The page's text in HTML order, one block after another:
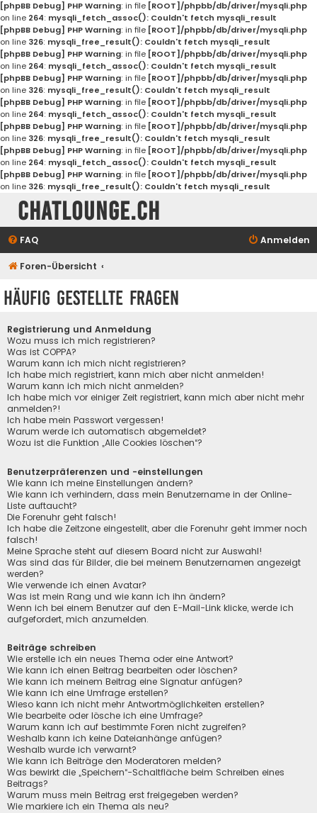
[phpBB Debug] PHP Warning: in file [ROOT]/phpbb/db/driver/mysqli.php
on line 264: mysqli_fetch_assoc(): Couldn't fetch mysqli_result
[phpBB Debug] PHP Warning: in file [ROOT]/phpbb/db/driver/mysqli.php
on line 326: mysqli_free_result(): Couldn't fetch mysqli_result
[phpBB Debug] PHP Warning: in file [ROOT]/phpbb/db/driver/mysqli.php
on line 264: mysqli_fetch_assoc(): Couldn't fetch mysqli_result
[phpBB Debug] PHP Warning: in file [ROOT]/phpbb/db/driver/mysqli.php
on line 326: mysqli_free_result(): Couldn't fetch mysqli_result
[phpBB Debug] PHP Warning: in file [ROOT]/phpbb/db/driver/mysqli.php
on line 264: mysqli_fetch_assoc(): Couldn't fetch mysqli_result
[phpBB Debug] PHP Warning: in file [ROOT]/phpbb/db/driver/mysqli.php
on line 326: mysqli_free_result(): Couldn't fetch mysqli_result
[phpBB Debug] PHP Warning: in file [ROOT]/phpbb/db/driver/mysqli.php
on line 264: mysqli_fetch_assoc(): Couldn't fetch mysqli_result
[phpBB Debug] PHP Warning: in file [ROOT]/phpbb/db/driver/mysqli.php
on line 326: mysqli_free_result(): Couldn't fetch mysqli_result
Chatlounge.ch
FAQ Anmelden
Foren-Übersicht
Häufig gestellte Fragen
Registrierung und Anmeldung
Wozu muss ich mich registrieren?
Was ist COPPA?
Warum kann ich mich nicht registrieren?
Ich habe mich registriert, kann mich aber nicht anmelden!
Warum kann ich mich nicht anmelden?
Ich habe mich vor einiger Zeit registriert, kann mich aber nicht mehr
anmelden?!
Ich habe mein Passwort vergessen!
Warum werde ich automatisch abgemeldet?
Wozu ist die Funktion „Alle Cookies löschen“?
Benutzerpräferenzen und -einstellungen
Wie kann ich meine Einstellungen ändern?
Wie kann ich verhindern, dass mein Benutzername in der Online-
Liste auftaucht?
Die Forenuhr geht falsch!
Ich habe die Zeitzone eingestellt, aber die Forenuhr geht immer noch
falsch!
Meine Sprache steht auf diesem Board nicht zur Auswahl!
Was sind das für Bilder, die bei meinem Benutzernamen angezeigt
werden?
Wie verwende ich einen Avatar?
Was ist mein Rang und wie kann ich ihn ändern?
Wenn ich bei einem Benutzer auf den E-Mail-Link klicke, werde ich
aufgefordert, mich anzumelden.
Beiträge schreiben
Wie erstelle ich ein neues Thema oder eine Antwort?
Wie kann ich einen Beitrag bearbeiten oder löschen?
Wie kann ich meinem Beitrag eine Signatur anfügen?
Wie kann ich eine Umfrage erstellen?
Wieso kann ich nicht mehr Antwortmöglichkeiten erstellen?
Wie bearbeite oder lösche ich eine Umfrage?
Warum kann ich auf bestimmte Foren nicht zugreifen?
Weshalb kann ich keine Dateianhänge anfügen?
Weshalb wurde ich verwarnt?
Wie kann ich Beiträge den Moderatoren melden?
Was bewirkt die „Speichern“-Schaltfläche beim Schreiben eines
Beitrags?
Warum muss mein Beitrag erst freigegeben werden?
Wie markiere ich ein Thema als neu?